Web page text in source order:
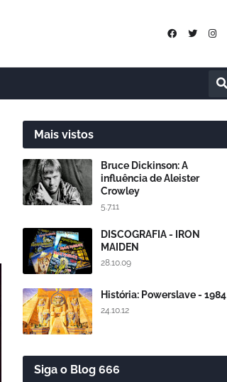
Mais vistos
Bruce Dickinson: A
influência de Aleister
Crowley
5.7.11
DISCOGRAFIA - IRON
MAIDEN
28.10.09
História: Powerslave - 1984
24.10.12
Siga o Blog 666